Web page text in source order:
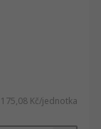
Kč/jednotka